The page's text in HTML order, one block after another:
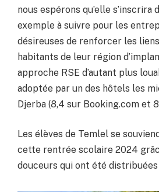
nous espérons qu’elle s’inscrira
exemple à suivre pour les
désireuses de renforcer les
habitants de leur région
approche RSE d’autant plus
adoptée par un des hôtels les
Djerba (8,4 sur Booking.com et
Les élèves de Temlel se
cette rentrée scolaire 2024
douceurs qui ont été distribuées